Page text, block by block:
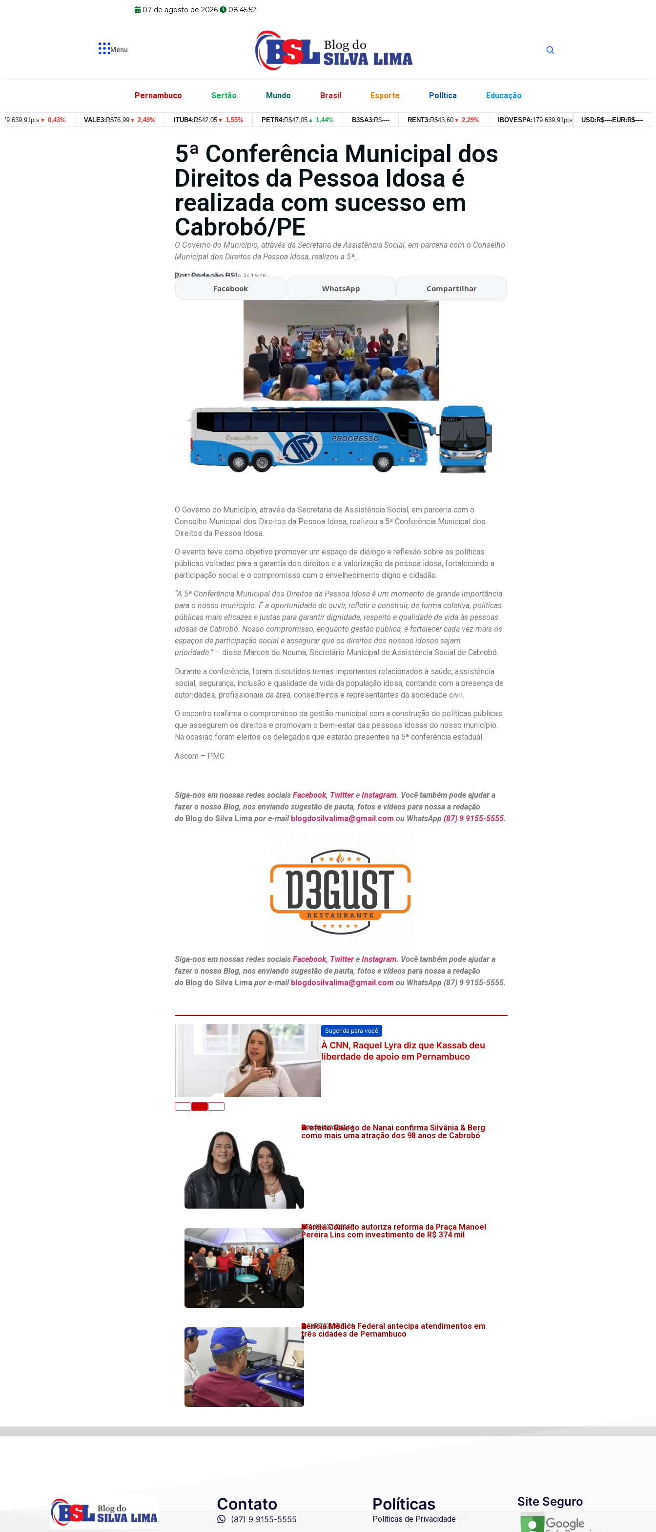
07 de agosto de 2026 08:45:52
Menu
Pernambuco Sertão Mundo Brasil Esporte Política Educação
▼ 0,43% VALE3:R$76,99▼ 2,49% ITUB4:R$42,05▼ 1,55% PETR4:R$47,05▲ 1,44% B3SA3:R$---- RENT3:R$43,60▼ 2,29% IBOVESPA:179.639,91pts▼ 0,43% VALE3:R$76,99
USD:R$----EUR:R$----
5ª Conferência Municipal dos
Direitos da Pessoa Idosa é
realizada com sucesso em
Cabrobó/PE
O Governo do Município, através da Secretaria de Assistência Social, em parceria com o Conselho
Municipal dos Direitos da Pessoa Idosa, realizou a 5ª...
Por:Redação BSL
07/02/2026 Atualizado às 16:46
Facebook WhatsApp Compartilhar
O Governo do Município, através da Secretaria de Assistência Social, em parceria com o
Conselho Municipal dos Direitos da Pessoa Idosa, realizou a 5ª Conferência Municipal dos
Direitos da Pessoa Idosa.
O evento teve como objetivo promover um espaço de diálogo e reflexão sobre as políticas
públicas voltadas para a garantia dos direitos e a valorização da pessoa idosa, fortalecendo a
participação social e o compromisso com o envelhecimento digno e cidadão.
“A 5ª Conferência Municipal dos Direitos da Pessoa Idosa é um momento de grande importância
para o nosso município. É a oportunidade de ouvir, refletir e construir, de forma coletiva, políticas
públicas mais eficazes e justas para garantir dignidade, respeito e qualidade de vida às pessoas
idosas de Cabrobó. Nosso compromisso, enquanto gestão pública, é fortalecer cada vez mais os
espaços de participação social e assegurar que os direitos dos nossos idosos sejam
prioridade.” – disse Marcos de Neuma, Secretário Municipal de Assistência Social de Cabrobó.
Durante a conferência, foram discutidos temas importantes relacionados à saúde, assistência
social, segurança, inclusão e qualidade de vida da população idosa, contando com a presença de
autoridades, profissionais da área, conselheiros e representantes da sociedade civil.
O encontro reafirma o compromisso da gestão municipal com a construção de políticas públicas
que assegurem os direitos e promovam o bem-estar das pessoas idosas do nosso município.
Na ocasião foram eleitos os delegados que estarão presentes na 5ª conferência estadual.
Ascom – PMC
Siga-nos em nossas redes sociais Facebook, Twittere Instagram. Você também pode ajudar a
fazer o nosso Blog, nos enviando sugestão de pauta, fotos e vídeos para nossa a redação
doBlog do Silva Lima por e-mail blogdosilvalima@gmail.com ou WhatsApp (87) 9 9155-5555.
Siga-nos em nossas redes sociais Facebook, Twittere Instagram. Você também pode ajudar a
fazer o nosso Blog, nos enviando sugestão de pauta, fotos e vídeos para nossa a redação
doBlog do Silva Lima por e-mail blogdosilvalima@gmail.com ou WhatsApp (87) 9 9155-5555.
Sugerida para você
À CNN, Raquel Lyra diz que Kassab deu
liberdade de apoio em Pernambuco
💬 Veja também!
06/08/2026 20:54
Prefeito Galego de Nanai confirma Silvânia & Berg
como mais uma atração dos 98 anos de Cabrobó
💬 Veja também!
31/07/2026 20:58
Márcia Conrado autoriza reforma da Praça Manoel
Pereira Lins com investimento de R$ 374 mil
💬 Veja também!
31/07/2026 20:34
Perícia Médica Federal antecipa atendimentos em
três cidades de Pernambuco
Contato
(87) 9 9155-5555
Políticas
Políticas de Privacidade
Site Seguro